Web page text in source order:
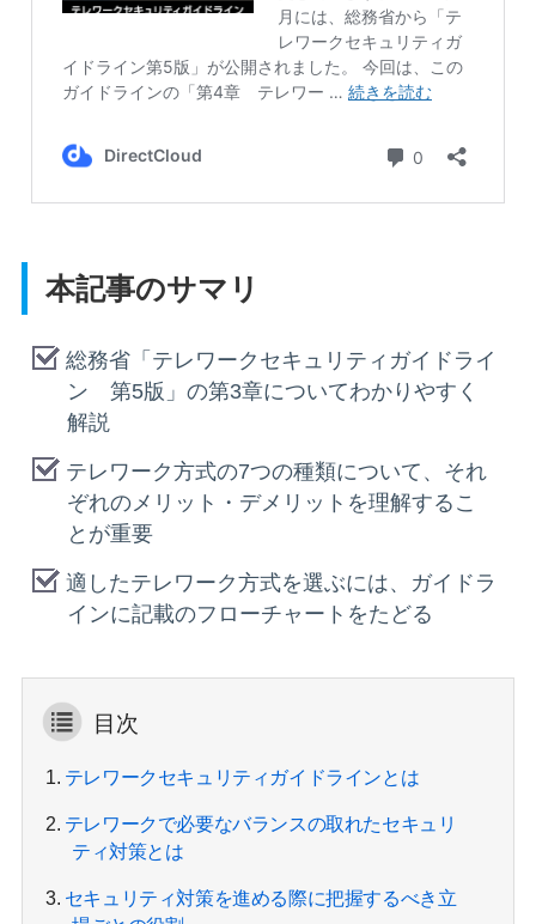
本記事のサマリ
総務省「テレワークセキュリティガイドライ
ン 第5版」の第3章についてわかりやすく
解説
テレワーク方式の7つの種類について、それ
ぞれのメリット・デメリットを理解するこ
とが重要
適したテレワーク方式を選ぶには、ガイドラ
インに記載のフローチャートをたどる
目次
1. テレワークセキュリティガイドラインとは
2. テレワークで必要なバランスの取れたセキュリ
ティ対策とは
3. セキュリティ対策を進める際に把握するべき立